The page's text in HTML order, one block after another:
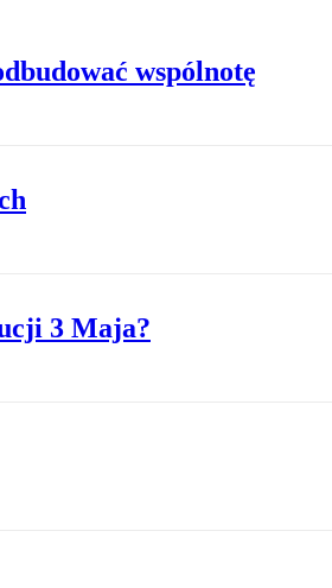
wspólnotę
3 Maja?